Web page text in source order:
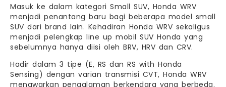
Masuk ke dalam kategori Small SUV, Honda WRV
menjadi penantang baru bagi beberapa model small
SUV dari brand lain. Kehadiran Honda WRV sekaligus
menjadi pelengkap line up mobil SUV Honda yang
sebelumnya hanya diisi oleh BRV, HRV dan CRV.
Hadir dalam 3 tipe (E, RS dan RS with Honda
Sensing) dengan varian transmisi CVT, Honda WRV
menawarkan pengalaman berkendara yang berbeda.